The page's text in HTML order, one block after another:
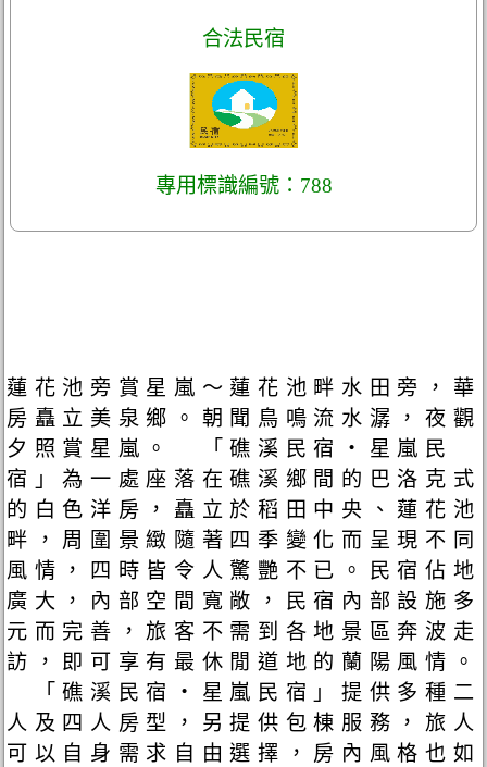
合法民宿
專用標識編號：788
蓮花池旁賞星嵐～蓮花池畔水田旁，華
房矗立美泉鄉。朝聞鳥鳴流水潺，夜觀
夕照賞星嵐。 「礁溪民宿‧星嵐民
宿」為一處座落在礁溪鄉間的巴洛克式
的白色洋房，矗立於稻田中央、蓮花池
畔，周圍景緻隨著四季變化而呈現不同
風情，四時皆令人驚艷不已。民宿佔地
廣大，內部空間寬敞，民宿內部設施多
元而完善，旅客不需到各地景區奔波走
訪，即可享有最休閒道地的蘭陽風情。
「礁溪民宿‧星嵐民宿」提供多種二
人及四人房型，另提供包棟服務，旅人
可以自身需求自由選擇，房內風格也如